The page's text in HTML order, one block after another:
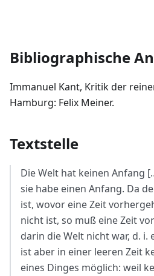
Bibliographische
Immanuel Kant, Kritik der
Hamburg: Felix Meiner.
Textstelle
Die Welt hat keinen Anfang
sie habe einen Anfang. Da
ist, wovor eine Zeit
nicht ist, so muß eine Zeit
darin die Welt nicht war, d. i.
ist aber in einer leeren Zeit
eines Dinges möglich: weil